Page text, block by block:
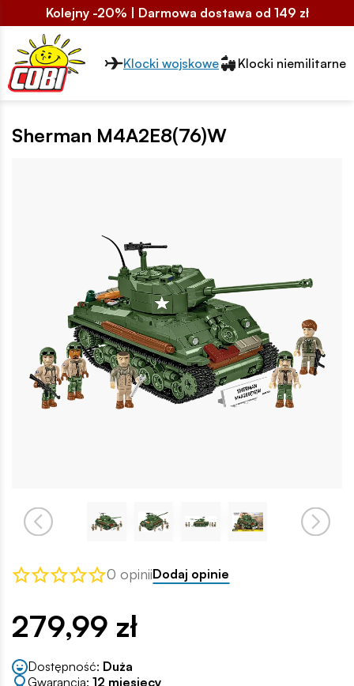
Kolejny -20% | Darmowa dostawa od 149 zł
Przełącznik segmentów2
Klocki wojskowe Klocki niemilitarne
Sherman M4A2E8(76)W
0 opiniiDodaj opinie
279,99 zł
Dostępność: Duża
Gwarancja: 12 miesięcy